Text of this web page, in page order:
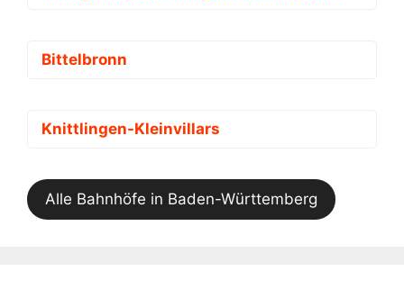
Bittelbronn
Knittlingen-Kleinvillars
Alle Bahnhöfe in Baden-Württemberg